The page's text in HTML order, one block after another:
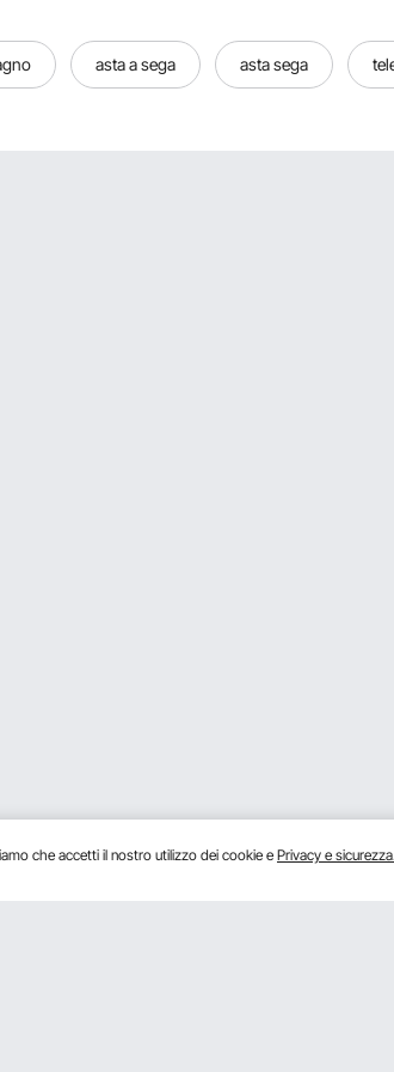
asta a sega asta sega
che accetti il ​​nostro utilizzo dei cookie e Privacy e sicurezza.